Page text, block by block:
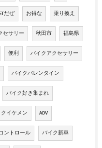
だぜ お得な 乗り換え
セサリー 秋田市 福島県
便利 バイクアクセサリー
バイクバレンタイン
バイク好き集まれ
イケメン ADV
ントロール バイク新車